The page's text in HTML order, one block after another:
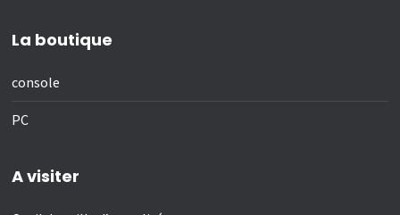
La boutique
console
PC
A visiter